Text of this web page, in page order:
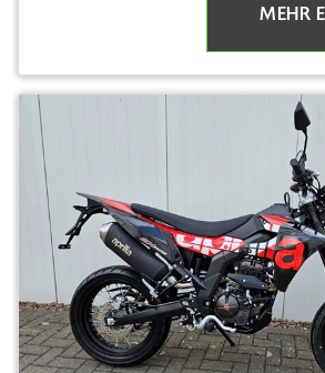
MEHR